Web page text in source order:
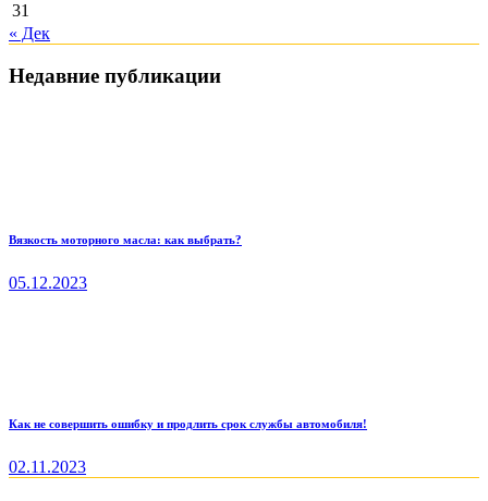
31
« Дек
Недавние публикации
Вязкость моторного масла: как выбрать?
05.12.2023
Как не совершить ошибку и продлить срок службы автомобиля!
02.11.2023